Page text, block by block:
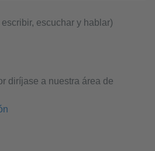
escuchar y hablar)
diríjase a nuestra área de